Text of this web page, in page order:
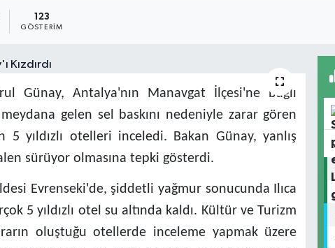
123
GÖSTERIM
Günay, Antalya'nın Manavgat İlçesi'ne bağlı
gelen sel baskını nedeniyle zarar gören
5 yıldızlı otelleri inceledi. Bakan Günay, yanlış
sürüyor olmasına tepki gösterdi.
Evrenseki'de, şiddetli yağmur sonucunda Ilıca
5 yıldızlı otel su altında kaldı. Kültür ve Turizm
oluştuğu otellerde inceleme yapmak üzere